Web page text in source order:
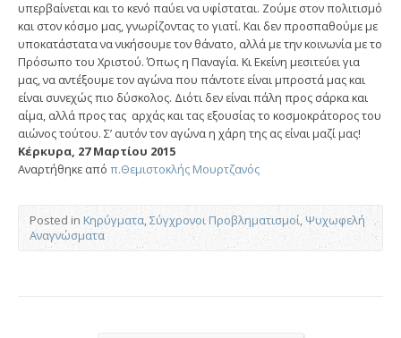
υπερβαίνεται και το κενό παύει να υφίσταται. Ζούμε στον πολιτισμό
και στον κόσμο μας, γνωρίζοντας το γιατί. Και δεν προσπαθούμε με
υποκατάστατα να νικήσουμε τον θάνατο, αλλά με την κοινωνία με το
Πρόσωπο του Χριστού. Όπως η Παναγία. Κι Εκείνη μεσιτεύει για
μας, να αντέξουμε τον αγώνα που πάντοτε είναι μπροστά μας και
είναι συνεχώς πιο δύσκολος. Διότι δεν είναι πάλη προς σάρκα και
αίμα, αλλά προς τας αρχάς και τας εξουσίας το κοσμοκράτορος του
αιώνος τούτου. Σ’ αυτόν τον αγώνα η χάρη της ας είναι μαζί μας!
Κέρκυρα, 27 Μαρτίου 2015
Αναρτήθηκε από π.Θεμιστοκλής Μουρτζανός
Posted in Κηρύγματα,Σύγχρονοι Προβληματισμοί,Ψυχωφελή
Αναγνώσματα